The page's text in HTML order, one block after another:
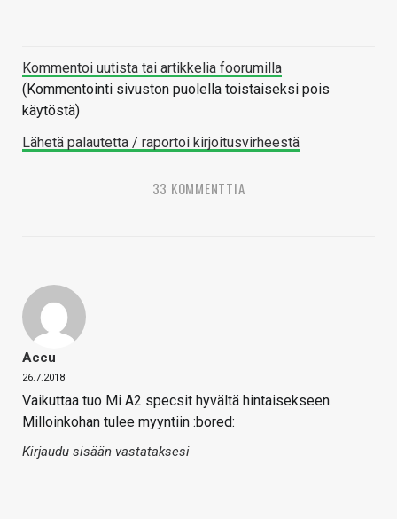
Kommentoi uutista tai artikkelia foorumilla
(Kommentointi sivuston puolella toistaiseksi pois
käytöstä)
Lähetä palautetta / raportoi kirjoitusvirheestä
33 KOMMENTTIA
Accu
26.7.2018
Vaikuttaa tuo Mi A2 specsit hyvältä hintaisekseen.
Milloinkohan tulee myyntiin :bored:
Kirjaudu sisään vastataksesi